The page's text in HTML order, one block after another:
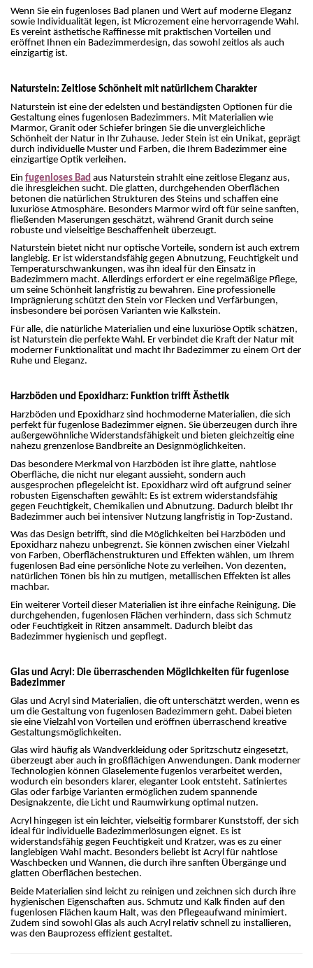
Wenn Sie ein fugenloses Bad planen und Wert auf moderne Eleganz
sowie Individualität legen, ist Microzement eine hervorragende Wahl.
Es vereint ästhetische Raffinesse mit praktischen Vorteilen und
eröffnet Ihnen ein Badezimmerdesign, das sowohl zeitlos als auch
einzigartig ist.
Naturstein: Zeitlose Schönheit mit natürlichem Charakter
Naturstein ist eine der edelsten und beständigsten Optionen für die
Gestaltung eines fugenlosen Badezimmers. Mit Materialien wie
Marmor, Granit oder Schiefer bringen Sie die unvergleichliche
Schönheit der Natur in Ihr Zuhause. Jeder Stein ist ein Unikat, geprägt
durch individuelle Muster und Farben, die Ihrem Badezimmer eine
einzigartige Optik verleihen.
Ein fugenloses Bad aus Naturstein strahlt eine zeitlose Eleganz aus,
die ihresgleichen sucht. Die glatten, durchgehenden Oberflächen
betonen die natürlichen Strukturen des Steins und schaffen eine
luxuriöse Atmosphäre. Besonders Marmor wird oft für seine sanften,
fließenden Maserungen geschätzt, während Granit durch seine
robuste und vielseitige Beschaffenheit überzeugt.
Naturstein bietet nicht nur optische Vorteile, sondern ist auch extrem
langlebig. Er ist widerstandsfähig gegen Abnutzung, Feuchtigkeit und
Temperaturschwankungen, was ihn ideal für den Einsatz in
Badezimmern macht. Allerdings erfordert er eine regelmäßige Pflege,
um seine Schönheit langfristig zu bewahren. Eine professionelle
Imprägnierung schützt den Stein vor Flecken und Verfärbungen,
insbesondere bei porösen Varianten wie Kalkstein.
Für alle, die natürliche Materialien und eine luxuriöse Optik schätzen,
ist Naturstein die perfekte Wahl. Er verbindet die Kraft der Natur mit
moderner Funktionalität und macht Ihr Badezimmer zu einem Ort der
Ruhe und Eleganz.
Harzböden und Epoxidharz: Funktion trifft Ästhetik
Harzböden und Epoxidharz sind hochmoderne Materialien, die sich
perfekt für fugenlose Badezimmer eignen. Sie überzeugen durch ihre
außergewöhnliche Widerstandsfähigkeit und bieten gleichzeitig eine
nahezu grenzenlose Bandbreite an Designmöglichkeiten.
Das besondere Merkmal von Harzböden ist ihre glatte, nahtlose
Oberfläche, die nicht nur elegant aussieht, sondern auch
ausgesprochen pflegeleicht ist. Epoxidharz wird oft aufgrund seiner
robusten Eigenschaften gewählt: Es ist extrem widerstandsfähig
gegen Feuchtigkeit, Chemikalien und Abnutzung. Dadurch bleibt Ihr
Badezimmer auch bei intensiver Nutzung langfristig in Top-Zustand.
Was das Design betrifft, sind die Möglichkeiten bei Harzböden und
Epoxidharz nahezu unbegrenzt. Sie können zwischen einer Vielzahl
von Farben, Oberflächenstrukturen und Effekten wählen, um Ihrem
fugenlosen Bad eine persönliche Note zu verleihen. Von dezenten,
natürlichen Tönen bis hin zu mutigen, metallischen Effekten ist alles
machbar.
Ein weiterer Vorteil dieser Materialien ist ihre einfache Reinigung. Die
durchgehenden, fugenlosen Flächen verhindern, dass sich Schmutz
oder Feuchtigkeit in Ritzen ansammelt. Dadurch bleibt das
Badezimmer hygienisch und gepflegt.
Glas und Acryl: Die überraschenden Möglichkeiten für fugenlose
Badezimmer
Glas und Acryl sind Materialien, die oft unterschätzt werden, wenn es
um die Gestaltung von fugenlosen Badezimmern geht. Dabei bieten
sie eine Vielzahl von Vorteilen und eröffnen überraschend kreative
Gestaltungsmöglichkeiten.
Glas wird häufig als Wandverkleidung oder Spritzschutz eingesetzt,
überzeugt aber auch in großflächigen Anwendungen. Dank moderner
Technologien können Glaselemente fugenlos verarbeitet werden,
wodurch ein besonders klarer, eleganter Look entsteht. Satiniertes
Glas oder farbige Varianten ermöglichen zudem spannende
Designakzente, die Licht und Raumwirkung optimal nutzen.
Acryl hingegen ist ein leichter, vielseitig formbarer Kunststoff, der sich
ideal für individuelle Badezimmerlösungen eignet. Es ist
widerstandsfähig gegen Feuchtigkeit und Kratzer, was es zu einer
langlebigen Wahl macht. Besonders beliebt ist Acryl für nahtlose
Waschbecken und Wannen, die durch ihre sanften Übergänge und
glatten Oberflächen bestechen.
Beide Materialien sind leicht zu reinigen und zeichnen sich durch ihre
hygienischen Eigenschaften aus. Schmutz und Kalk finden auf den
fugenlosen Flächen kaum Halt, was den Pflegeaufwand minimiert.
Zudem sind sowohl Glas als auch Acryl relativ schnell zu installieren,
was den Bauprozess effizient gestaltet.